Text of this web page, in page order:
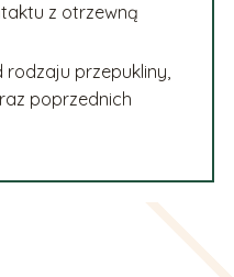
z otrzewną
rodzaju przepukliny,
poprzednich